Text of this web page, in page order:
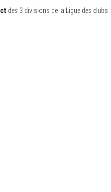
des 3 divisions de la Ligue des clubs :